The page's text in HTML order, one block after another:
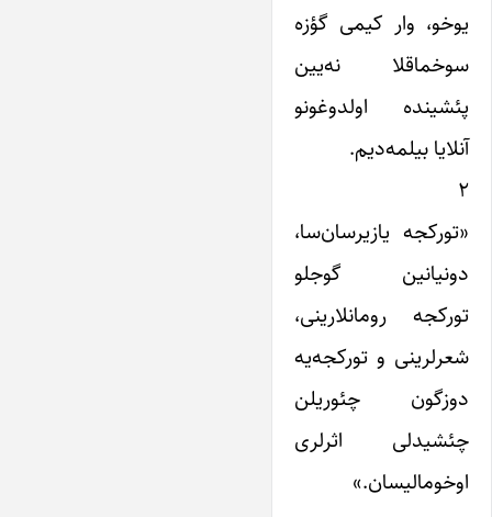
یوخو، وار کیمی گؤزه
سوخماقلا نه‌یین
پئشینده اولدوغونو
آنلایا بیلمه‌د‌یم.
۲
«تورکجه یازیرسان‌سا،
دونیانین گوجلو
تورکجه رومانلارینی،
شعرلرینی و تورکجه‌یه
دوزگون چئوریلن
چئشیدلی اثرلری
اوخومالیسان.»